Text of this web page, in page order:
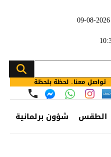
تواصل معنا.. لحظة بلحظة
الطقس شؤون برلمانية